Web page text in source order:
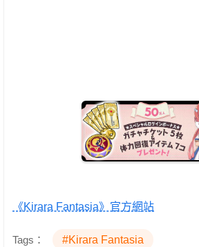
《Kirara Fantasia》官方網站
Tags： #Kirara Fantasia